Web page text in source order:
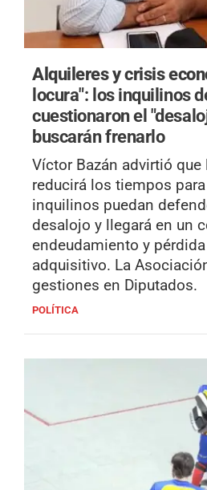
Alquileres y crisis
locura": los inquilinos
cuestionaron el
buscarán frenarlo
Víctor Bazán advirtió que
reducirá los tiempos
inquilinos puedan
desalojo y llegará en un
endeudamiento y
adquisitivo. La
gestiones en Diputados.
POLÍTICA